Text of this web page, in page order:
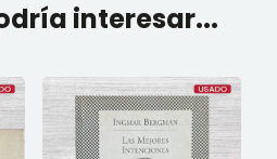
interesar...